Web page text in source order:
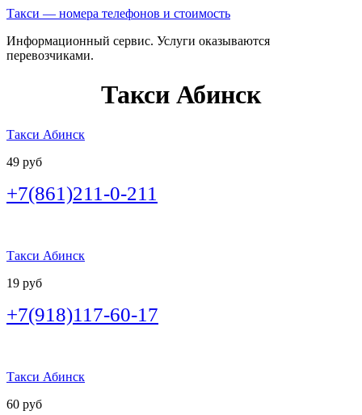
Такси — номера телефонов и стоимость
Информационный сервис. Услуги оказываются
перевозчиками.
Такси Абинск
Такси Абинск
49 руб
+7(861)211-0-211
Такси Абинск
19 руб
+7(918)117-60-17
Такси Абинск
60 руб